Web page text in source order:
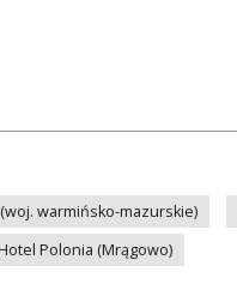
warmińsko-mazurskie)
Polonia (Mrągowo)